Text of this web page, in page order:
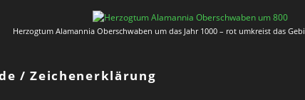
Herzogtum Alamannia Oberschwaben um das Jahr 1000 – rot umkreist das
/ Zeichenerklärung